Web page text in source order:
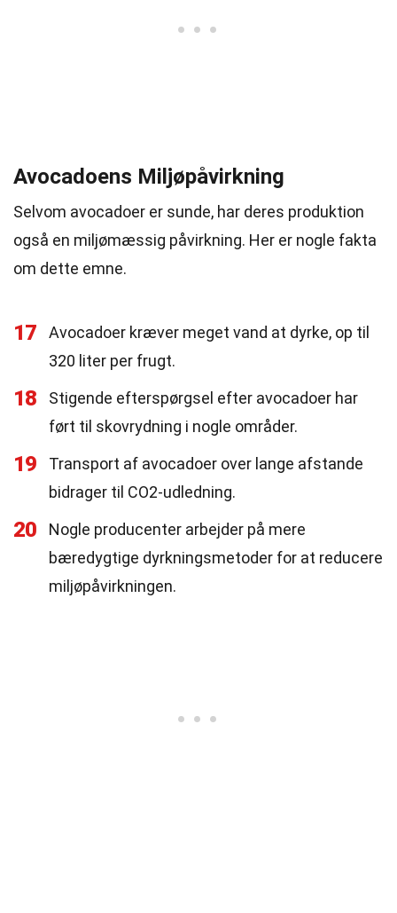
Avocadoens Miljøpåvirkning
Selvom avocadoer er sunde, har deres produktion
også en miljømæssig påvirkning. Her er nogle fakta
om dette emne.
17
Avocadoer kræver meget vand at dyrke, op til
320 liter per frugt.
18
Stigende efterspørgsel efter avocadoer har
ført til skovrydning i nogle områder.
19
Transport af avocadoer over lange afstande
bidrager til CO2-udledning.
20
Nogle producenter arbejder på mere
bæredygtige dyrkningsmetoder for at reducere
miljøpåvirkningen.